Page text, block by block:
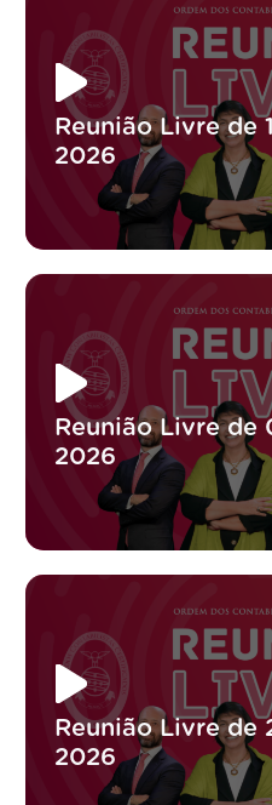
Reunião Livre de
2026
Reunião Livre de
2026
Reunião Livre de
2026